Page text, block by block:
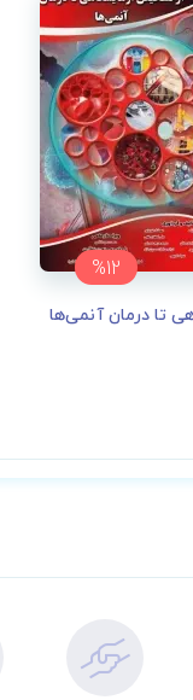
%12
تا درمان آنمی‌ها